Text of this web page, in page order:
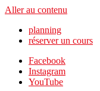
Aller au contenu
planning
réserver un cours
Facebook
Instagram
YouTube